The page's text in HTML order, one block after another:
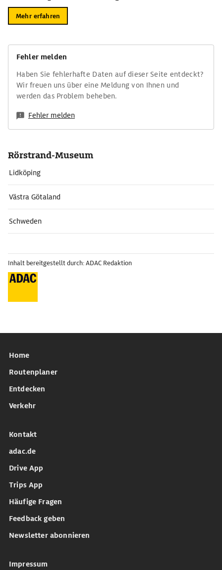
Mehr erfahren
Fehler melden
Haben Sie fehlerhafte Daten auf dieser Seite entdeckt?
Wir freuen uns über eine Meldung von Ihnen und
werden das Problem beheben.
Fehler melden
Rörstrand-Museum
Lidköping
Västra Götaland
Schweden
Inhalt bereitgestellt durch: ADAC Redaktion
Home
Routenplaner
Entdecken
Verkehr
Kontakt
adac.de
Drive App
Trips App
Häufige Fragen
Feedback geben
Newsletter abonnieren
Impressum